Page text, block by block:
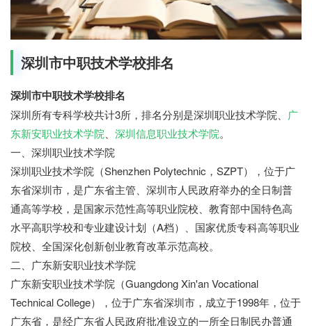
深圳市中职技术学校排名
深圳市中职技术学校排名
深圳所有专科学校共计3所，排名分别是深圳职业技术学院、 广
东新安职业技术学院
深圳信息职业技术学院。
一、深圳职业技术学院
深圳职业技术学院（Shenzhen Polytechnic，SZPT），位于广
东省深圳市，是广东省主管、深圳市人民政府举办的全日制普
通高等学校，是国家示范性高等职业院校、教育部中国特色高
水平高职学校和专业建设计划（A档）、国家优质专科高等职业
院校、全国深化创新创业教育改革示范高校。
二、广东新安职业技术学院
广东新安职业技术学院（Guangdong Xin'an Vocational
Technical College），位于广东省深圳市，成立于1998年，位于
广东省，是经广东省人民政府批准设立的一所全日制民办普通